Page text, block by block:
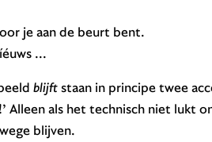
je aan de beurt bent.
...
blijftstaan in principe twee
Alleen als het technisch niet lukt
blijven.